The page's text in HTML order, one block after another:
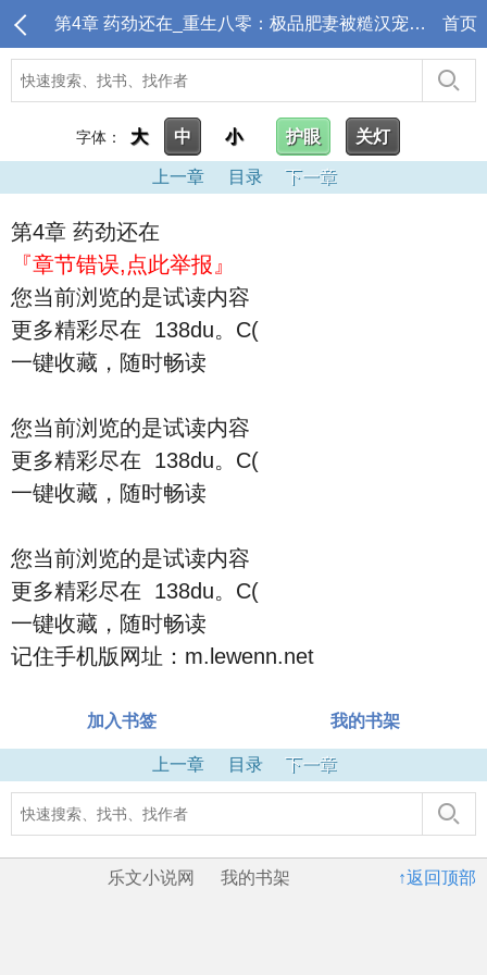
第4章 药劲还在_重生八零：极品肥妻被糙汉宠上天 首页
字体： 大 中 小 护眼 关灯
上一章 目录 下一章
第4章 药劲还在
『章节错误,点此举报』
您当前浏览的是试读内容
更多精彩尽在 138du。C(
一键收藏，随时畅读
您当前浏览的是试读内容
更多精彩尽在 138du。C(
一键收藏，随时畅读
您当前浏览的是试读内容
更多精彩尽在 138du。C(
一键收藏，随时畅读
记住手机版网址：m.lewenn.net
加入书签 我的书架
上一章 目录 下一章
↑返回顶部
乐文小说网 我的书架